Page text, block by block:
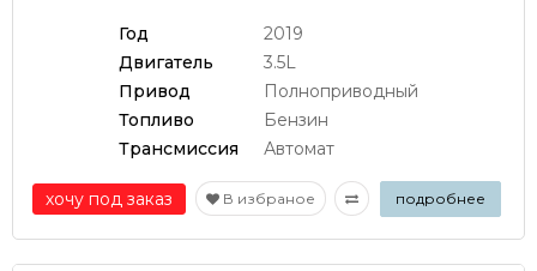
Год
2019
Двигатель
3.5L
Привод
Полноприводный
Топливо
Бензин
Трансмиссия
Автомат
хочу под заказ В избраное подробнее